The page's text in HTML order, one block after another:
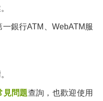
一銀行ATM、WebATM 服
見問題查詢，也歡迎使用